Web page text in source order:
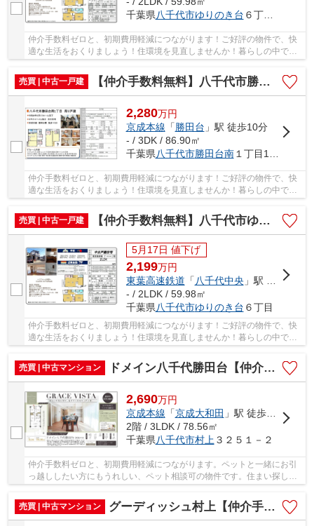
千葉県八千代市ゆりのき台 ６丁目2-16
仲介手数料ゼロと、初期費用軽減につながります！ご好評の物件で、快
適な生活をおくりましょう！住環境を見直しませんか！暮らしの中で
売買 | 中古一戸建
【仲介手数料無料】八千代市勝田台南 中古戸建て
2,280万円
京成本線 「 勝田台 」駅 徒歩10分
- / 3DK / 86.90㎡
千葉県八千代市勝田台南１丁目14-6
仲介手数料ゼロと、初期費用軽減につながります！ご好評の物件で、快
適な生活をおくりましょう！住環境を見直しませんか！暮らしの中で
売買 | 中古一戸建
【仲介手数料無料】八千代市ゆりのき台 中古戸建て
5月17日 値下げ
2,199万円
東葉高速鉄道 「 八千代中央 」駅 徒歩7分
- / 2LDK / 59.98㎡
千葉県八千代市ゆりのき台 ６丁目
仲介手数料ゼロと、初期費用軽減につながります！ご好評の物件で、快
適な生活をおくりましょう！住環境を見直しませんか！暮らしの中で
も、住居は充実した生活を送るための大きな役割...
売買 | 中古マンション
ドメイン八千代勝田台【仲介手数料無料】
2,690万円
京成本線 「京成大和田 」駅 徒歩9分
2階 / 3LDK / 78.56㎡
千葉県八千代市村上 ３２５１－２
仲介手数料ゼロと、初期費用軽減につながります。ペットと一緒にお引
っ越ししたい方にもうれしい、ペット相談可の物件です。住まい探しで
大切なことは、その住まいがどれだけあなたの...
売買 | 中古マンション
グーディッシュ村上【仲介手数料無料】